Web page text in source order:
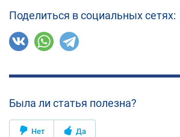
Поделиться в социальных сетях:
Была ли статья полезна?
Нет Да